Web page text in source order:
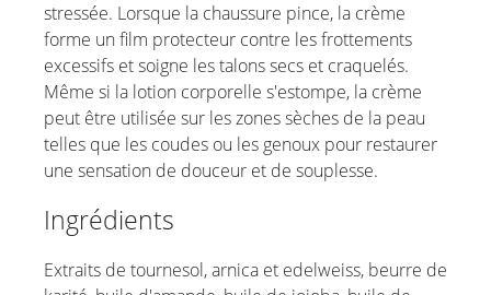
stressée. Lorsque la chaussure pince, la crème
forme un film protecteur contre les frottements
excessifs et soigne les talons secs et craquelés.
Même si la lotion corporelle s'estompe, la crème
peut être utilisée sur les zones sèches de la peau
telles que les coudes ou les genoux pour restaurer
une sensation de douceur et de souplesse.
Ingrédients
Extraits de tournesol, arnica et edelweiss, beurre de